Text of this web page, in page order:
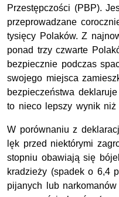
Przestępczości (PBP).
przeprowadzane
tysięcy Polaków. Z
ponad trzy czwarte
bezpiecznie podczas
swojego miejsca
bezpieczeństwa
to nieco lepszy wynik niż
W porównaniu z
lęk przed niektórymi
stopniu obawiają się
kradzieży (spadek o 6,4
pijanych lub